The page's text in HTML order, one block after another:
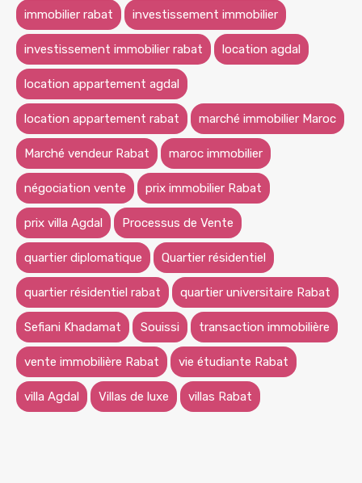
immobilier rabat investissement immobilier
investissement immobilier rabat location agdal
location appartement agdal
location appartement rabat marché immobilier Maroc
Marché vendeur Rabat maroc immobilier
négociation vente prix immobilier Rabat
prix villa Agdal Processus de Vente
quartier diplomatique Quartier résidentiel
quartier résidentiel rabat quartier universitaire Rabat
Sefiani Khadamat Souissi transaction immobilière
vente immobilière Rabat vie étudiante Rabat
villa Agdal Villas de luxe villas Rabat